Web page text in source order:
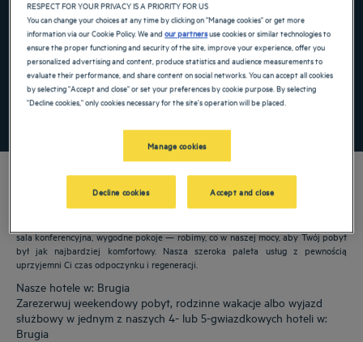
Navigate forward to interact with the calendar and select a date. Press the
Navigate backward to interact with the
Dodaj specjalny kod
sala konferencyjna, wygodne pokoje — robimy, co w naszej mocy, aby Twój pobyt
był jak najbardziej komfortowy. Nasza szeroka paleta usług z pewnością
uprzyjemni Ci czas odpoczynku i regeneracji.
Nasze hotele w: Brugia
Zarezerwuj weekendowy pobyt, rodzinne wakacje albo wyjazd
służbowy w jednym z naszych 4- lub 5-gwiazdkowych hoteli w:
Brugia
RESPECT FOR YOUR PRIVACY IS A PRIORITY FOR US
You can change your choices at any time by clicking on "Manage cookies" or get more
information via our Cookie Policy. We andour partnersuse cookies or similar technologies to
ensure the proper functioning and security of the site, improve your experience, offer you
personalized advertising and content, produce statistics and audience measurements to
evaluate their performance, and share content on social networks. You can accept all cookies
by selecting "Accept and close" or set your preferences by cookie purpose. By selecting
"Decline cookies," only cookies necessary for the site's operation will be placed.
Manage cookies
Decline cookies Accept and close